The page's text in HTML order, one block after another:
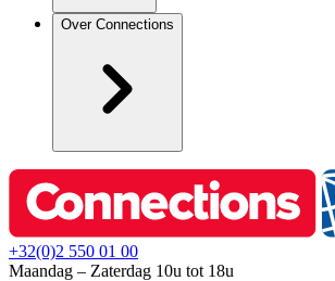
Over Connections
+32(0)2 550 01 00
Maandag – Zaterdag 10u tot 18u